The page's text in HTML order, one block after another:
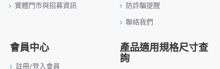
實體門市與招募資訊
防詐騙提醒
聯絡我們
會員中心
註冊/登入會員
產品適用規格尺寸查
詢